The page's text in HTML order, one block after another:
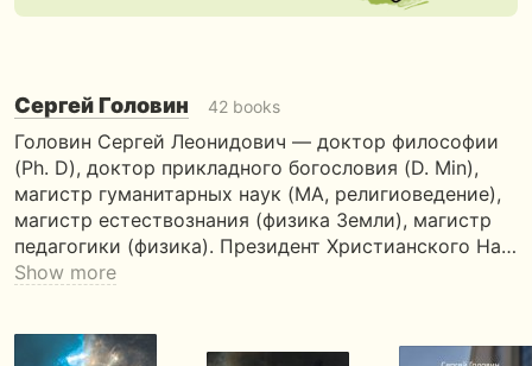
Сергей Головин 42 books
Головин Сергей Леонидович — доктор философии
(Ph. D), доктор прикладного богословия (D. Min),
магистр гуманитарных наук (MA, религиоведение),
магистр естествознания (физика Земли), магистр
педагогики (физика). Президент Христианского На…
Show more